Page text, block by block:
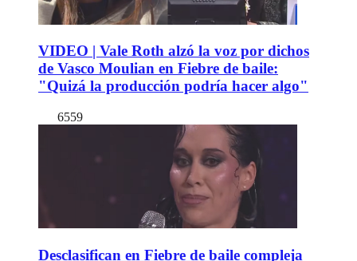
VIDEO | Vale Roth alzó la voz por dichos
de Vasco Moulian en Fiebre de baile:
"Quizá la producción podría hacer algo"
6559
Desclasifican en Fiebre de baile compleja